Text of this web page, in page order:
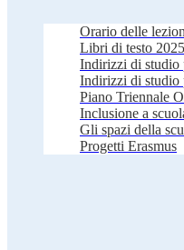
Orario delle
Libri di testo
Indirizzi di studio
Indirizzi di studio
Piano Triennale
Inclusione a
Gli spazi della
Progetti Erasmus